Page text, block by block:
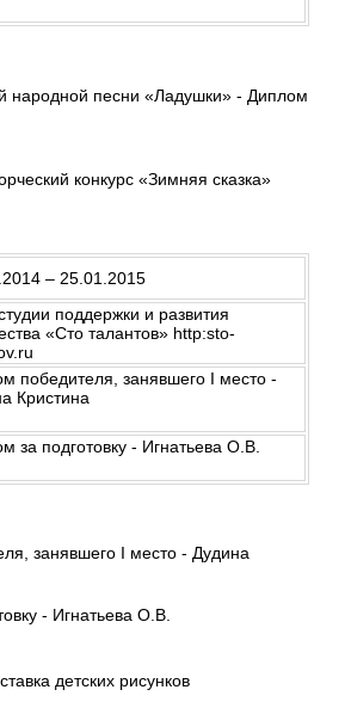
конкурс «Зимняя сказка»
– 25.01.2015
поддержки и развития
«Сто талантов» http:sto-
победителя, занявшего I место -
Кристина
за подготовку - Игнатьева О.В.
детских рисунков